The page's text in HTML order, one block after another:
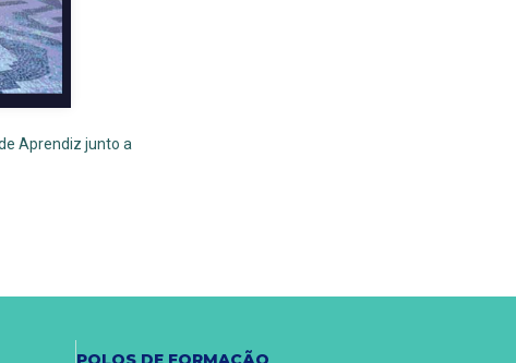
Aprendiz junto a